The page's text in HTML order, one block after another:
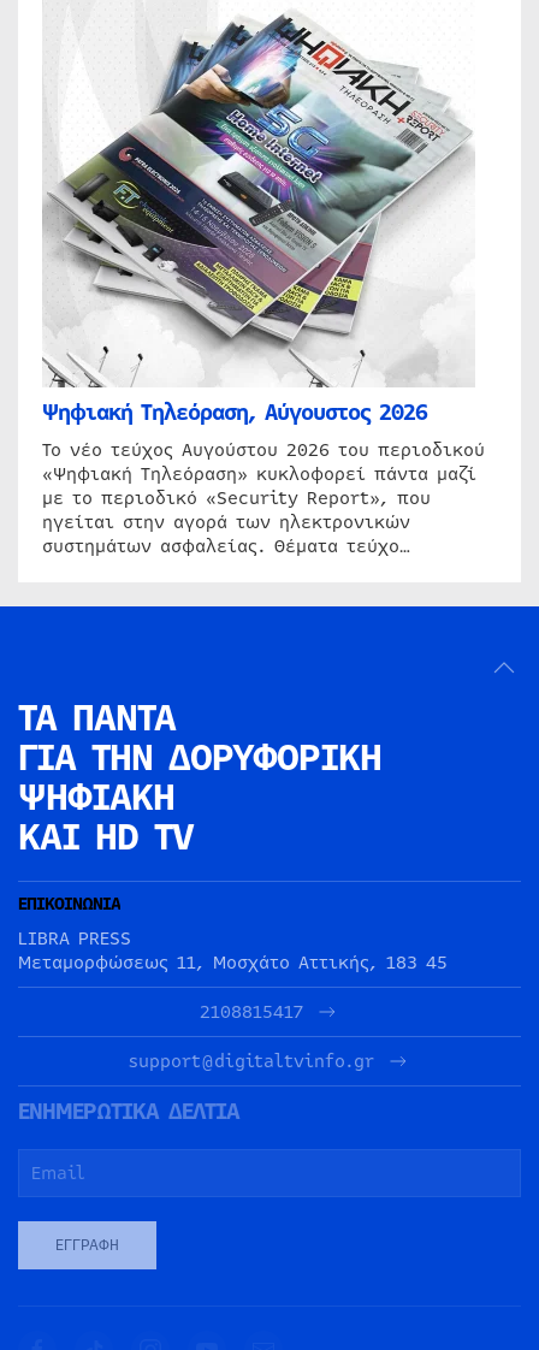
Ψηφιακή Τηλεόραση, Αύγουστος 2026
Το νέο τεύχος Αυγούστου 2026 του περιοδικού
«Ψηφιακή Τηλεόραση» κυκλοφορεί πάντα μαζί
με το περιοδικό «Security Report», που
ηγείται στην αγορά των ηλεκτρονικών
συστημάτων ασφαλείας. Θέματα τεύχο…
ΤΑ ΠΑΝΤΑ
ΓΙΑ ΤΗΝ ΔΟΡΥΦΟΡΙΚΗ
ΨΗΦΙΑΚΗ
ΚΑΙ HD TV
ΕΠΙΚΟΙΝΩΝΙΑ
LIBRA PRESS
Μεταμορφώσεως 11, Μοσχάτο Αττικής, 183 45
2108815417
support@digitaltvinfo.gr
ΕΝΗΜΕΡΩΤΙΚΑ ΔΕΛΤΙΑ
ΕΓΓΡΑΦΉ